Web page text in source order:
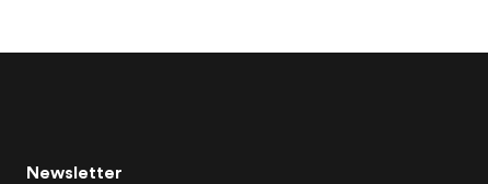
Newsletter